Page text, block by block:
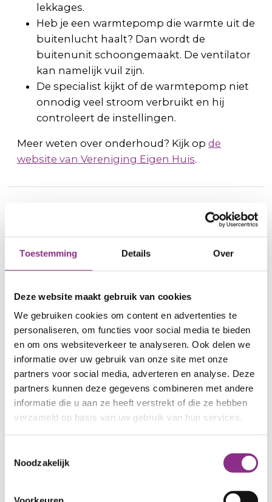
Toestemming Details Over
Deze website maakt gebruik van cookies
We gebruiken cookies om content en advertenties te
personaliseren, om functies voor social media te bieden
en om ons websiteverkeer te analyseren. Ook delen we
informatie over uw gebruik van onze site met onze
partners voor social media, adverteren en analyse. Deze
partners kunnen deze gegevens combineren met andere
informatie die u aan ze heeft verstrekt of die ze hebben
verzameld op basis van uw gebruik van hun services.
Noodzakelijk
lekkages.
Heb je een warmtepomp die warmte uit de
buitenlucht haalt? Dan wordt de
buitenunit schoongemaakt. De ventilator
kan namelijk vuil zijn.
De specialist kijkt of de warmtepomp niet
onnodig veel stroom verbruikt en hij
controleert de instellingen.
Meer weten over onderhoud? Kijk op de
website van Vereniging Eigen Huis.
Bouwvergunning
bodemwarmtepomp? Dan heb je een vergunning
(officieel ‘Omgevingsvergunning bouwactiviteit’)
nodig. Een vergunning is ook nodig als je in een
monument woont. Voor een hybride
warmtepomp en een ventilatiewarmtepomp is
meestal geen vergunning nodig. Kijk
opomgevingsloket.nl.
Natuurvergunning: check de regels in
jouw gemeente
Bij werkzaamheden op of aan het dak (zoals het
plaatsen van zonnepanelen, warmtepompen of
zonneboilers) moet je rekening houden met